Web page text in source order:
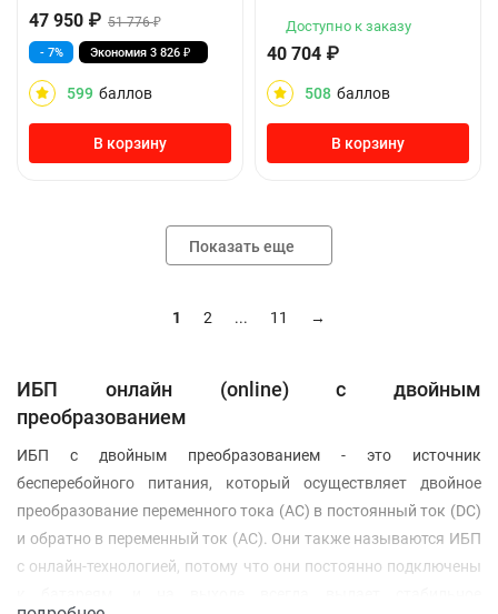
47 950 ₽ 51 776₽
- 7% Экономия 3 826 ₽
599 баллов
В корзину
Доступно к заказу
40 704 ₽
508 баллов
В корзину
Показать еще
1 2 ... 11 →
ИБП онлайн (online) с двойным
преобразованием
ИБП с двойным преобразованием - это источник
бесперебойного питания, который осуществляет двойное
преобразование переменного тока (AC) в постоянный ток (DC)
и обратно в переменный ток (AC). Они также называются ИБП
с онлайн-технологией, потому что они постоянно подключены